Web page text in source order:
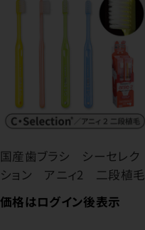
国産歯ブラシ シーセレク
ション アニィ2 二段植毛
価格はログイン後表示